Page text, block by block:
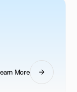
More